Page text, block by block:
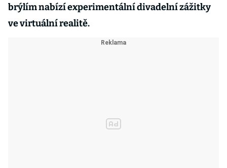
brýlím nabízí experimentální divadelní zážitky
ve virtuální realitě.